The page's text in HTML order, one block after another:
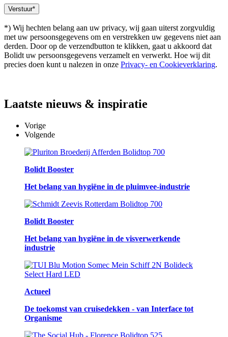
*) Wij hechten belang aan uw privacy, wij gaan uiterst zorgvuldig
met uw persoonsgegevens om en verstrekken uw gegevens niet aan
derden. Door op de verzendbutton te klikken, gaat u akkoord dat
Bolidt uw persoonsgegevens verzamelt en verwerkt. Hoe wij dit
precies doen kunt u nalezen in onze Privacy- en Cookieverklaring.
Laatste nieuws & inspiratie
Vorige
Volgende
Bolidt Booster
Het belang van hygiëne in de pluimvee-industrie
Bolidt Booster
Het belang van hygiëne in de visverwerkende
industrie
Actueel
De toekomst van cruisedekken - van Interface tot
Organisme